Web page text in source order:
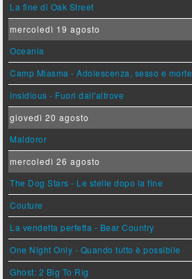
La fine di Oak Street
mercoledì 19 agosto
Oceania
Camp Miasma - Adolescenza, sesso e morte
Insidious - Fuori dall'altrove
giovedì 20 agosto
Maldoror
mercoledì 26 agosto
The Dog Stars - Le stelle dopo la fine
Couture
La vendetta perfetta - Bear Country
One Night Only - Quando tutto è possibile
Ghost: 2 Big To Rig